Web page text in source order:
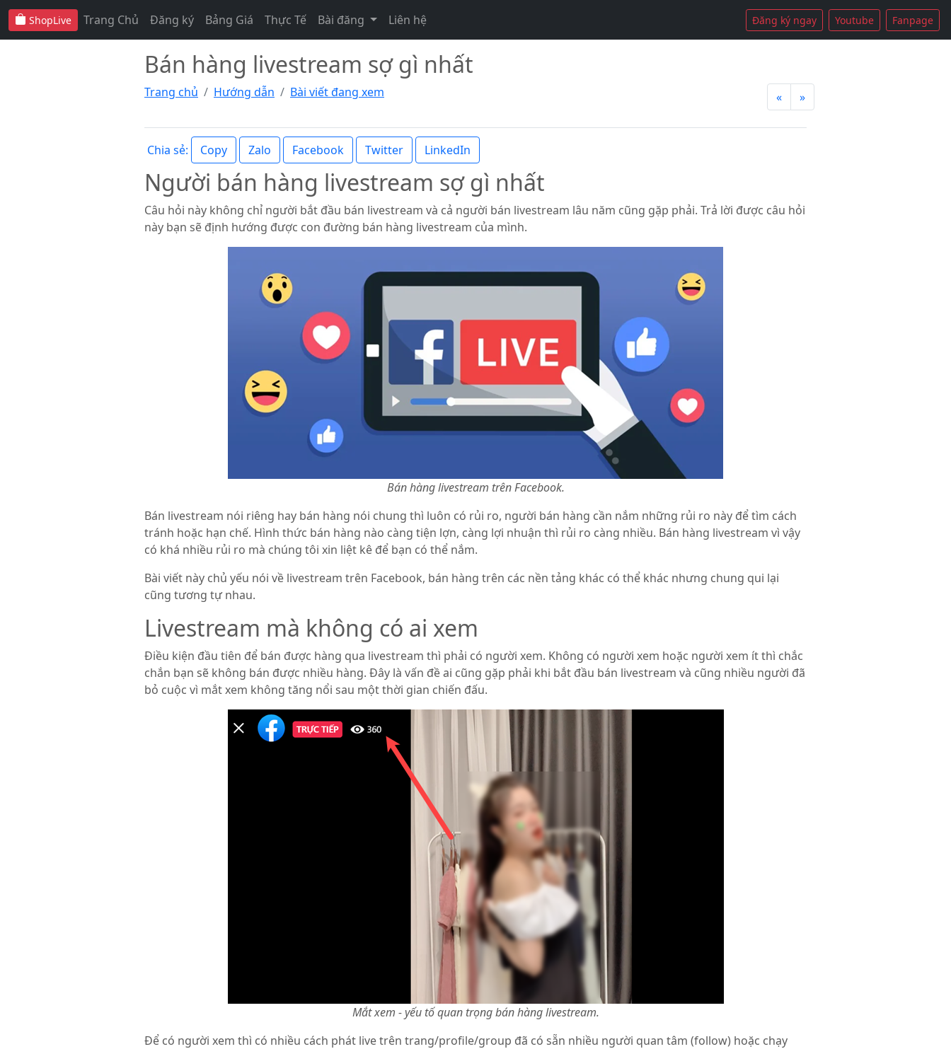
ShopLive Trang Chủ Đăng ký Bảng Giá Thực Tế Bài đăng Liên hệ Đăng ký ngay Youtube Fanpage
Bán hàng livestream sợ gì nhất
Trang chủ Hướng dẫn Bài viết đang xem « »
Chia sẻ: Copy Zalo Facebook Twitter LinkedIn
Người bán hàng livestream sợ gì nhất
Câu hỏi này không chỉ người bắt đầu bán livestream và cả người bán livestream lâu năm cũng gặp phải. Trả lời được câu hỏi
này bạn sẽ định hướng được con đường bán hàng livestream của mình.
Bán hàng livestream trên Facebook.
Bán livestream nói riêng hay bán hàng nói chung thì luôn có rủi ro, người bán hàng cần nắm những rủi ro này để tìm cách
tránh hoặc hạn chế. Hình thức bán hàng nào càng tiện lợn, càng lợi nhuận thì rủi ro càng nhiều. Bán hàng livestream vì vậy
có khá nhiều rủi ro mà chúng tôi xin liệt kê để bạn có thể nắm.
Bài viết này chủ yếu nói về livestream trên Facebook, bán hàng trên các nền tảng khác có thể khác nhưng chung qui lại
cũng tương tự nhau.
Livestream mà không có ai xem
Điều kiện đầu tiên để bán được hàng qua livestream thì phải có người xem. Không có người xem hoặc người xem ít thì chắc
chắn bạn sẽ không bán được nhiều hàng. Đây là vấn đề ai cũng gặp phải khi bắt đầu bán livestream và cũng nhiều người đã
bỏ cuộc vì mắt xem không tăng nổi sau một thời gian chiến đấu.
Mắt xem - yếu tố quan trọng bán hàng livestream.
Để có người xem thì có nhiều cách phát live trên trang/profile/group đã có sẵn nhiều người quan tâm (follow) hoặc chạy